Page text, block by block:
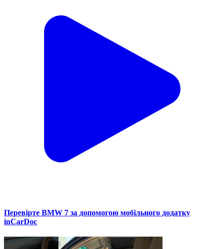
Перевірте BMW 7 за допомогою мобільного додатку
inCarDoc